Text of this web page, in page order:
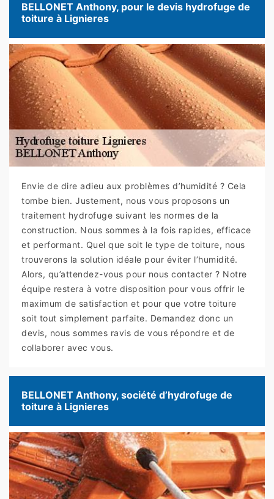
BELLONET Anthony, pour le devis hydrofuge de
toiture à Lignieres
Envie de dire adieu aux problèmes d’humidité ? Cela
tombe bien. Justement, nous vous proposons un
traitement hydrofuge suivant les normes de la
construction. Nous sommes à la fois rapides, efficace
et performant. Quel que soit le type de toiture, nous
trouverons la solution idéale pour éviter l’humidité.
Alors, qu’attendez-vous pour nous contacter ? Notre
équipe restera à votre disposition pour vous offrir le
maximum de satisfaction et pour que votre toiture
soit tout simplement parfaite. Demandez donc un
devis, nous sommes ravis de vous répondre et de
collaborer avec vous.
BELLONET Anthony, société d’hydrofuge de
toiture à Lignieres